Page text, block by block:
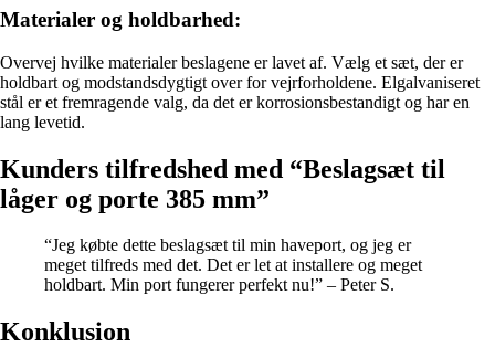
Materialer og holdbarhed:
Overvej hvilke materialer beslagene er lavet af. Vælg et sæt, der er
holdbart og modstandsdygtigt over for vejrforholdene. Elgalvaniseret
stål er et fremragende valg, da det er korrosionsbestandigt og har en
lang levetid.
Kunders tilfredshed med “Beslagsæt til
låger og porte 385 mm”
“Jeg købte dette beslagsæt til min haveport, og jeg er
meget tilfreds med det. Det er let at installere og meget
holdbart. Min port fungerer perfekt nu!” – Peter S.
Konklusion